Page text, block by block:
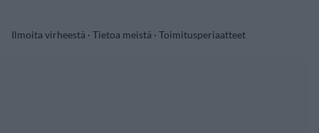
Ilmoita virheestä · Tietoa meistä · Toimitusperiaatteet